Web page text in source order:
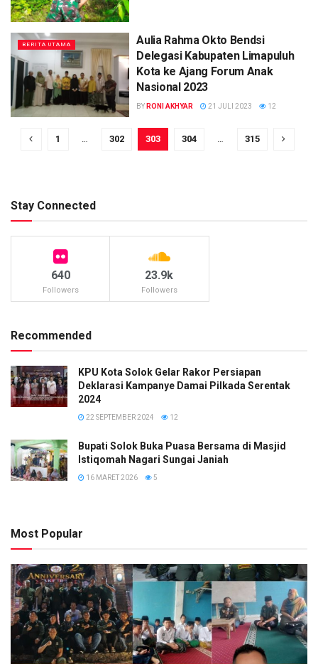
BERITA UTAMA
Aulia Rahma Okto Bendsi
Delegasi Kabupaten Limapuluh
Kota ke Ajang Forum Anak
Nasional 2023
BY RONI AKHYAR 21 JULI 2023 12
1 … 302 303 304 … 315
Stay Connected
640
Followers
23.9k
Followers
Recommended
KPU Kota Solok Gelar Rakor Persiapan
Deklarasi Kampanye Damai Pilkada Serentak
2024
22 SEPTEMBER 2024 12
Bupati Solok Buka Puasa Bersama di Masjid
Istiqomah Nagari Sungai Janiah
16 MARET 2026 5
Most Popular